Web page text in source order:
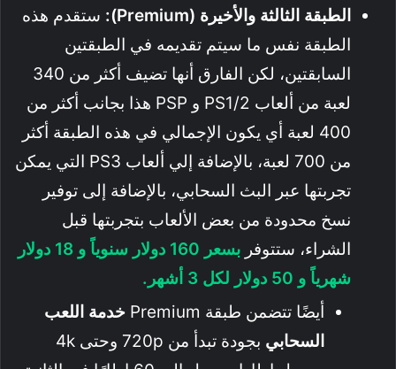
الطبقة الثالثة والأخيرة (Premium):
ستقدم هذه
الطبقة نفس ما سيتم تقديمه في الطبقتين
السابقتين، لكن الفارق أنها تضيف أكثر من 340
لعبة من ألعاب PS1/2 و PSP هذا بجانب أكثر من
400 لعبة أي يكون الإجمالي في هذه الطبقة أكثر
من 700 لعبة، بالإضافة إلي ألعاب PS3 التي يمكن
تجربتها عبر البث السحابي، بالإضافة إلى توفير
نسخ محدودة من بعض الألعاب بتجربتها قبل
الشراء، ستتوفر
بسعر 160 دولار سنوياً و 18 دولار
شهرياً و 50 دولار لكل 3 أشهر.
أيضًا تتضمن طبقة Premium
خدمة اللعب
السحابي
بجودة تبدأ من 720p وحتى 4k